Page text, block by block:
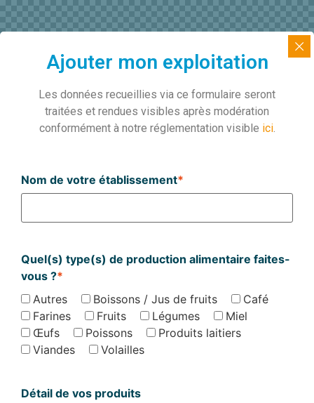
Ajouter mon exploitation
Les données recueillies via ce formulaire seront
traitées et rendues visibles après modération
conformément à notre réglementation visible ici.
Nom de votre établissement*
Quel(s) type(s) de production alimentaire faites-
vous ?*
Autres
Boissons / Jus de fruits
Café
Farines
Fruits Légumes
Miel
Œufs
Poissons
Produits laitiers
Viandes
Volailles
Détail de vos produits